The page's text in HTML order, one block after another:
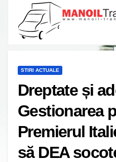
STIRI ACTUALE
Dreptate și
Gestionarea
Premierul
să DEA